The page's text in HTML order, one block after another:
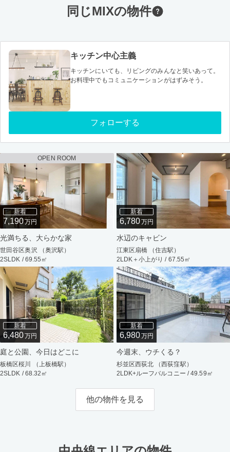
同じMIXの物件
キッチン中心主義
キッチンにいても、リビングのみんなと笑いあって。
お料理中でもコミュニケーションがはずみそう。
フォローする
OPEN ROOM
新着
7,190万円
光満ちる、大らかな家
世田谷区奥沢 （奥沢駅）
2SLDK / 69.55㎡
新着
6,780万円
水辺のキャビン
江東区扇橋 （住吉駅）
2LDK＋小上がり / 67.55㎡
新着
6,480万円
庭と公園、今日はどこに
板橋区桜川 （上板橋駅）
2SLDK / 68.32㎡
新着
6,980万円
今週末、ウチくる？
杉並区西荻北 （西荻窪駅）
2LDK+ルーフバルコニー / 49.59㎡
他の物件を見る